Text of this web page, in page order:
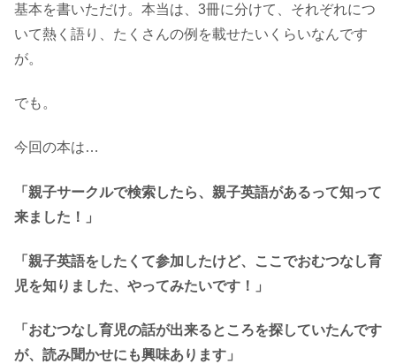
基本を書いただけ。本当は、3冊に分けて、それぞれにつ
いて熱く語り、たくさんの例を載せたいくらいなんです
が。
でも。
今回の本は…
「親子サークルで検索したら、親子英語があるって知って
来ました！」
「親子英語をしたくて参加したけど、ここでおむつなし育
児を知りました、やってみたいです！」
「おむつなし育児の話が出来るところを探していたんです
が、読み聞かせにも興味あります」